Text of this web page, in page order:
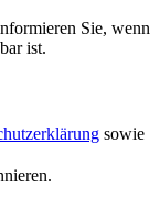
Sie, wenn
ist.
sowie